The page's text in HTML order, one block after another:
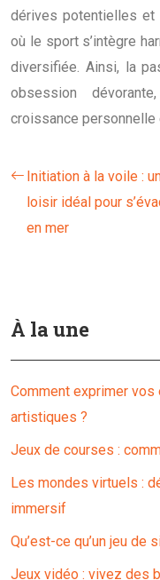
dérives potentielles et
où le sport s’intègre
diversifiée. Ainsi, la
obsession
croissance personnelle
Initiation à la voile :
loisir idéal pour
en mer
À la une
Comment exprimer
artistiques ?
Jeux de courses :
Les mondes virtuels :
immersif
Qu’est-ce qu’un jeu de
Jeux vidéo : vivez des